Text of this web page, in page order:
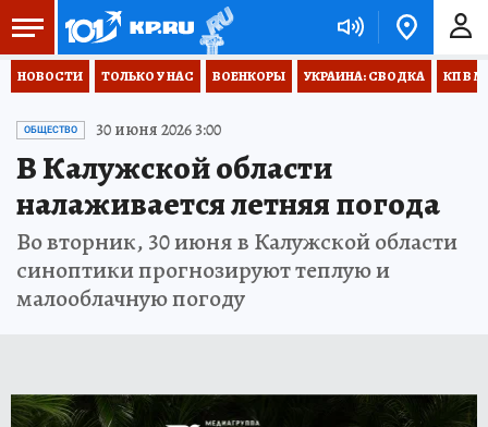
НОВОСТИ ТОЛЬКО У НАС ВОЕНКОРЫ УКРАИНА: СВОДКА КП В
ОБЩЕСТВО 30 июня 2026 3:00
В Калужской области
налаживается летняя погода
Во вторник, 30 июня в Калужской области
синоптики прогнозируют теплую и
малооблачную погоду